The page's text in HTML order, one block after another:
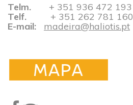
Telm.
+ 351 936 472 193​​​​​​​
Telf.
​​​​​​​+ 351 262 781 160
E-mail:
madeira@haliotis.pt